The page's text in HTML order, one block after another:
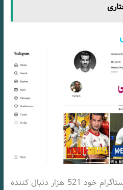
مسعود شجاعی در صفحه اینستاگرام خود 521 هزار دنبال کننده